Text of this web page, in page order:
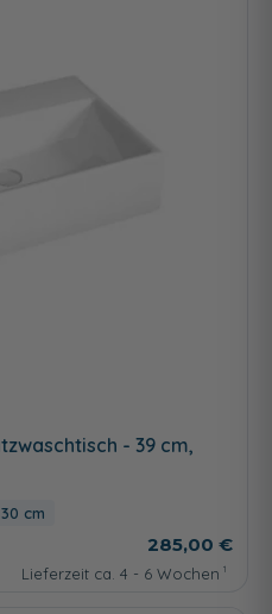
- 39 cm,
30 cm
285,00 €
Lieferzeit ca. 4 - 6 Wochen